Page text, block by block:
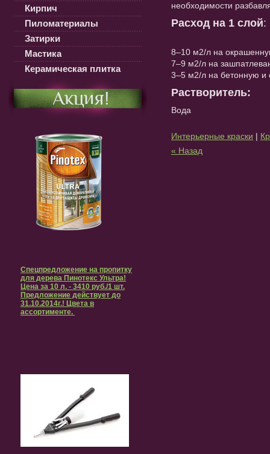
Кирпич
Пиломатериалы
Затирки
Мастика
Керамическая плитка
Акция!
Спецпредложение на пропитку
для дерева Пинотекс Ультра!
Цена за 10 л. - 3410 руб./1 шт.
Предложение действует до
31.10.2014г.! Цвета в
ассортименте.
необходимости
Расход на 1 слой:
8–10 м2/л на
7–9 м2/л на
3–5 м2/л на бетонную и
Растворитель:
Вода
Интерьерные краски |
« Назад